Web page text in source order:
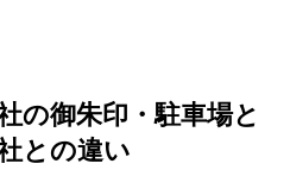
の御朱印・駐車場と
との違い